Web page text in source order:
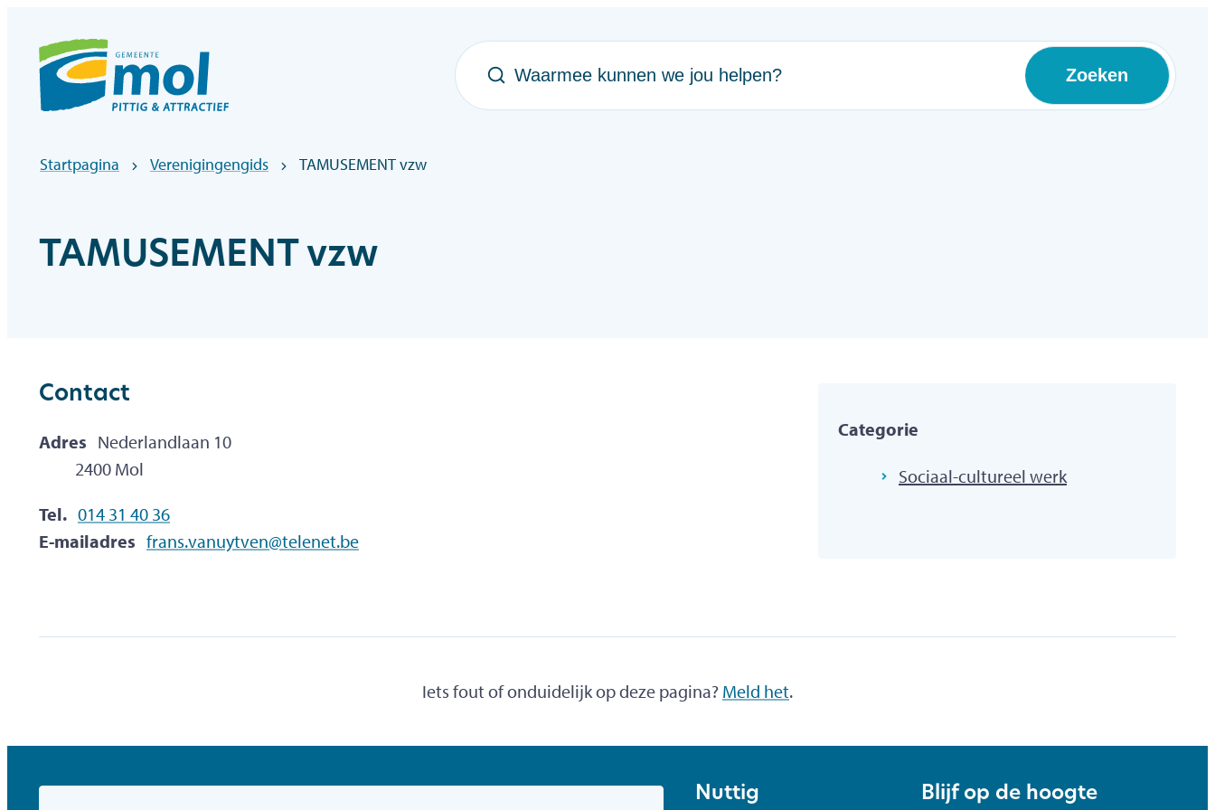
Officiële website gemeentebestuur Mol
Waarmee kunnen we jou helpen?
Zoeken
Startpagina Verenigingengids TAMUSEMENT vzw
TAMUSEMENT vzw
Contact
Adres Nederlandlaan 10
,2400 Mol
Tel. 014 31 40 36
E-mailadres frans.vanuytven@telenet.be
Categorie
Sociaal-cultureel werk
Iets fout of onduidelijk op deze pagina? Meld het.
Nuttig Blijf op de hoogte